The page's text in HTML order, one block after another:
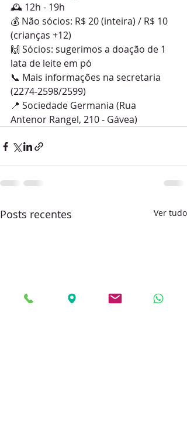
🕰️ 12h - 19h
💰 Não sócios: R$ 20 (inteira) / R$ 10
(crianças +12)
🙌 Sócios: sugerimos a doação de 1
lata de leite em pó
📞 Mais informações na secretaria
(2274-2598/2599)
📍 Sociedade Germania (Rua
Antenor Rangel, 210 - Gávea)
Posts recentes Ver tudo